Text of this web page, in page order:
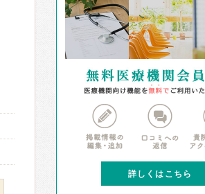
詳しくはこちら